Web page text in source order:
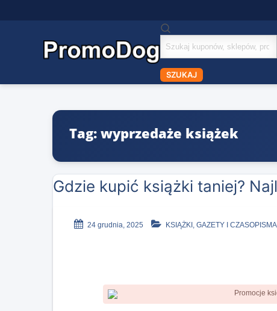
Szukaj
kuponów
SZUKAJ
Tag: wyprzedaże książek
Gdzie kupić książki taniej?
24 grudnia, 2025 KSIĄŻKI, GAZETY I CZASOPISMA